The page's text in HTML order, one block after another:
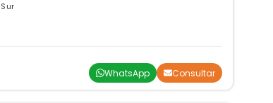
WhatsApp Consultar